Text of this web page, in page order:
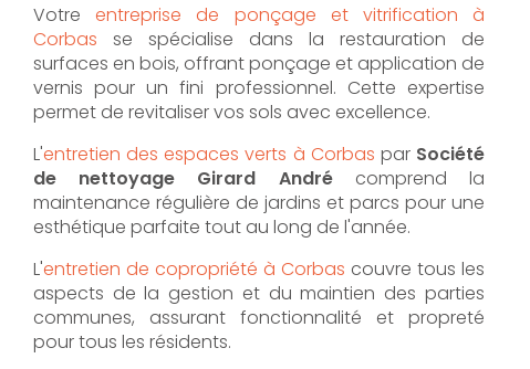
Votreentreprise de ponçage et vitrification à
Corbas se spécialise dans la restauration de
surfaces en bois, offrant ponçage et application de
vernis pour un fini professionnel. Cette expertise
permet de revitaliser vos sols avec excellence.
L'entretien des espaces verts à Corbas par Société
de nettoyage Girard Andrécomprend la
maintenance régulière de jardins et parcs pour une
esthétique parfaite tout au long de l'année.
L'entretien de copropriété à Corbas couvre tous les
aspects de la gestion et du maintien des parties
communes, assurant fonctionnalité et propreté
pour tous les résidents.